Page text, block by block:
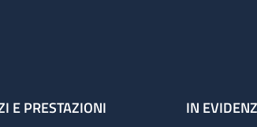
E PRESTAZIONI IN